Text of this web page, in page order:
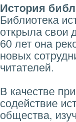
История
Библиотека
открыла свои
60 лет она
новых
читателей.
В качестве
содействие
общества,